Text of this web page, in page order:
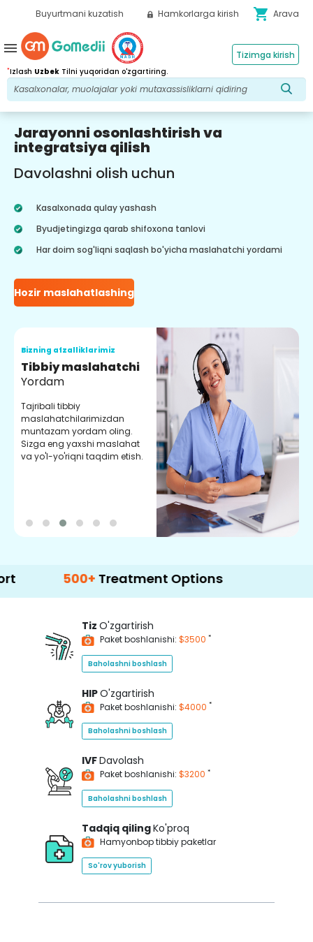
Buyurtmani kuzatish Hamkorlarga kirish shopping_cart Arava
*Izlash Uzbek Tilni yuqoridan o'zgartiring.
Tizimga kirish
menu
Jarayonni osonlashtirish va
integratsiya qilish
Davolashni olish uchun
Kasalxonada qulay yashash
Byudjetingizga qarab shifoxona tanlovi
Har doim sog'liqni saqlash bo'yicha maslahatchi yordami
Hozir maslahatlashing
Bizning afzalliklarimiz
Tibbiy maslahatchi
Yordam
Tajribali tibbiy
maslahatchilarimizdan
muntazam yordam oling.
Sizga eng yaxshi maslahat
va yo'l-yo'riqni taqdim etish.
500+ Treatment Options
Tiz O'zgartirish
Paket boshlanishi: $3500 *
Baholashni boshlash
HIPO'zgartirish
Paket boshlanishi: $4000 *
Baholashni boshlash
IVFDavolash
Paket boshlanishi: $3200 *
Baholashni boshlash
Tadqiq qilingKo'proq
Hamyonbop tibbiy paketlar
So'rov yuborish